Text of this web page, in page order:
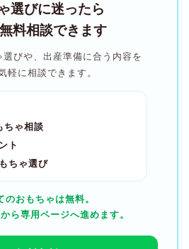
選びに迷ったら
料相談できます
びや、出産準備に合う内容を
軽に相談できます。
ちゃ相談
ト
ちゃ選び
のおもちゃは無料。
ら専用ページへ進めます。